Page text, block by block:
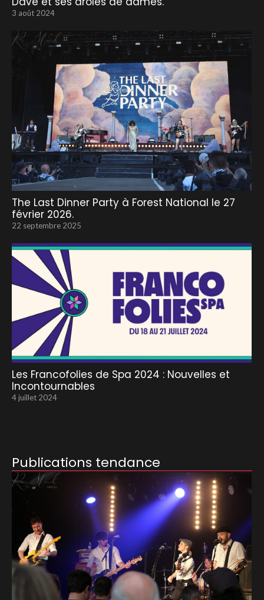
3 août 2024
The Last Dinner Party à Forest National le 27
février 2026.
22 septembre 2025
Les Francofolies de Spa 2024 : Nouvelles et
Incontournables
4 juillet 2024
Publications tendance